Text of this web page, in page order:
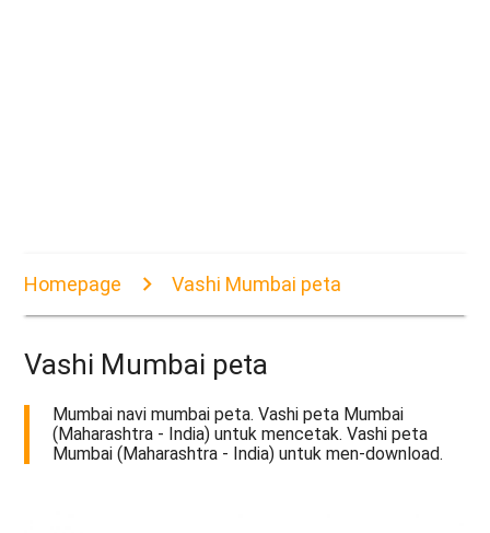
Homepage Vashi Mumbai peta
Vashi Mumbai peta
Mumbai navi mumbai peta. Vashi peta Mumbai
(Maharashtra - India) untuk mencetak. Vashi peta
Mumbai (Maharashtra - India) untuk men-download.